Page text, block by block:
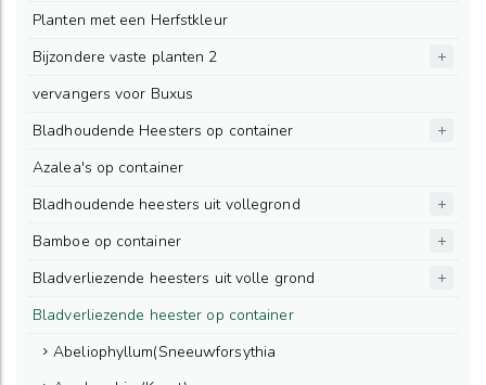
Planten met een Herfstkleur
Bijzondere vaste planten 2
vervangers voor Buxus
Bladhoudende Heesters op container
Azalea's op container
Bladhoudende heesters uit vollegrond
Bamboe op container
Bladverliezende heesters uit volle grond
Bladverliezende heester op container
Abeliophyllum(Sneeuwforsythia